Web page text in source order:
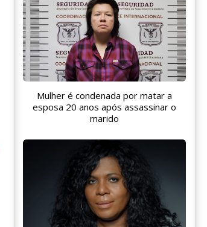
Mulher é condenada por matar a
esposa 20 anos após assassinar o
marido